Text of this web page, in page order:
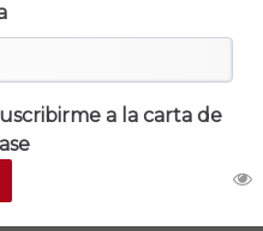
a la carta de